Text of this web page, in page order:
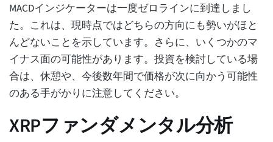
MACDインジケーターは一度ゼロラインに到達しまし
た。これは、現時点ではどちらの方向にも勢いがほと
んどないことを示しています。さらに、いくつかのマ
イナス面の可能性があります。投資を検討している場
合は、休憩や、今後数年間で価格が次に向かう可能性
のある手がかりに注意してください。
XRPファンダメンタル分析